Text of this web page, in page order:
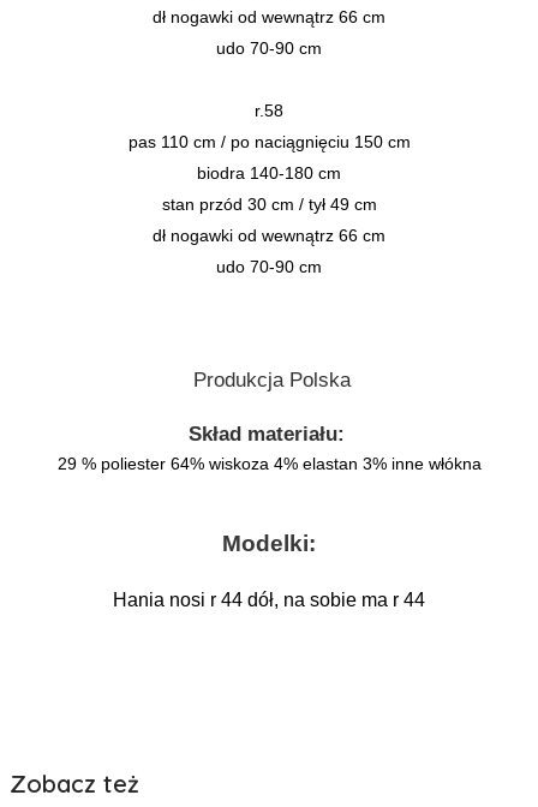
dł nogawki od wewnątrz 66 cm
udo 70-90 cm
r.58
pas 110 cm / po naciągnięciu 150 cm
biodra 140-180 cm
stan przód 30 cm / tył 49 cm
dł nogawki od wewnątrz 66 cm
udo 70-90 cm
Produkcja Polska
Skład materiału:
29 % poliester 64% wiskoza 4% elastan 3% inne włókna
Modelki:
Hania nosi r 44 dół, na sobie ma r 44
Zobacz też